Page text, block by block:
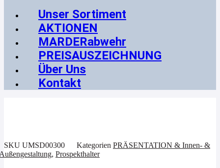
Unser Sortiment
AKTIONEN
MARDERabwehr
PREISAUSZEICHNUNG
Über Uns
Kontakt
SKU UMSD00300 Kategorien PRÄSENTATION & Innen- &
, Prospekthalter